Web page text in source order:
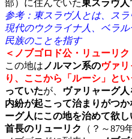
部）に住んでいた 東スラヴ人
参考：東スラヴ人とは、スラ
現代のウクライナ人、ベラ
民族のことを指す
＜ノブゴロド公・リューリ
この地は ノルマン系のヴァ
り、ここから「ルーシ」とい
っていたが、
ヴァリャーグ
内紛が起こって治まりがつ
ーグ人にこの地を治めて欲
首長のリューリク （？～879